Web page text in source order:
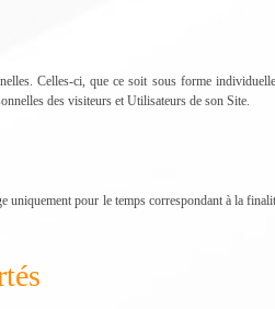
Celles-ci, que ce soit sous forme
des visiteurs et Utilisateurs de son Site.
pour le temps correspondant à la